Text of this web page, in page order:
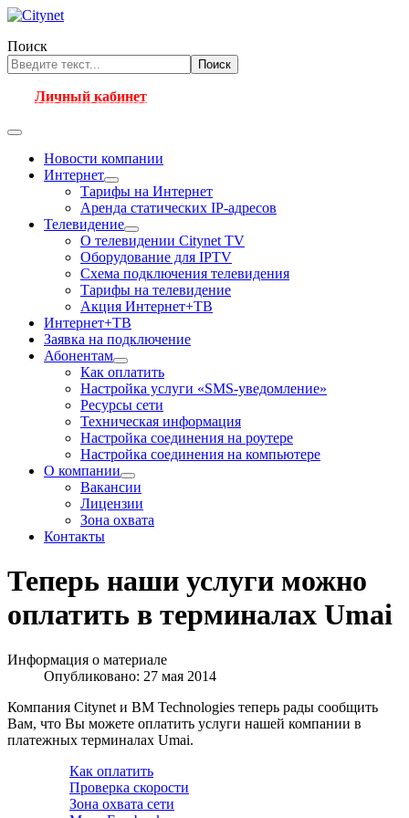
Поиск
Поиск
Личный кабинет
Новости компании
Интернет
Тарифы на Интернет
Аренда статических IP-адресов
Телевидение
О телевидении Citynet TV
Оборудование для IPTV
Схема подключения телевидения
Тарифы на телевидение
Акция Интернет+ТВ
Интернет+ТВ
Заявка на подключение
Абонентам
Как оплатить
Настройка услуги «SMS-уведомление»
Ресурсы сети
Техническая информация
Настройка соединения на роутере
Настройка соединения на компьютере
О компании
Вакансии
Лицензии
Зона охвата
Контакты
Теперь наши услуги можно
оплатить в терминалах Umai
Информация о материале
Опубликовано: 27 мая 2014
Компания Citynet и BM Technologies теперь рады сообщить
Вам, что Вы можете оплатить услуги нашей компании в
платежных терминалах Umai.
Как оплатить
Проверка скорости
Зона охвата сети